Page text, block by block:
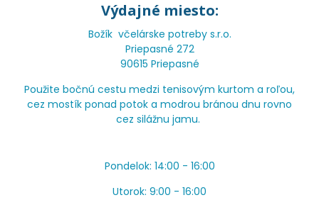
Výdajné miesto:
Božík včelárske potreby s.r.o.
Priepasné 272
90615 Priepasné
Použite bočnú cestu medzi tenisovým kurtom a roľou,
cez mostík ponad potok a modrou bránou dnu rovno
cez silážnu jamu.
Pondelok: 14:00 - 16:00
Utorok: 9:00 - 16:00